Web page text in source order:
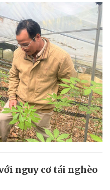
nguy cơ tái nghèo